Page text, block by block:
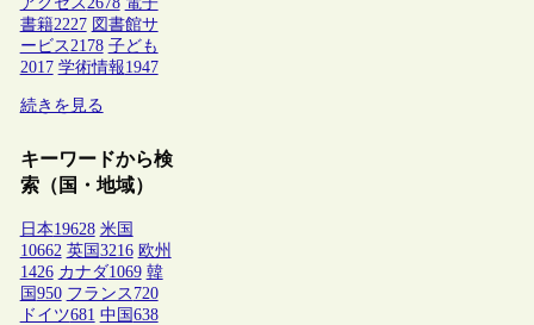
書籍2227 図書館サ
ービス2178 子ども
2017 学術情報1947
続きを見る
キーワードから検
索（国・地域）
日本19628 米国
10662 英国 3216 欧州
1426 カナダ1069 韓
国 950 フランス 720
ドイツ681 中国 638